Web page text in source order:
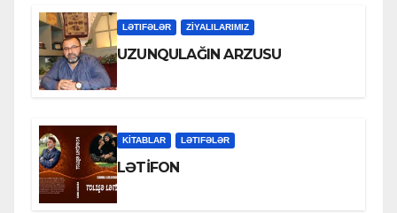
LƏTIFƏLƏR ZİYALILARIMIZ
UZUNQULAĞIN ARZUSU
KİTABLAR LƏTIFƏLƏR
LƏTİFON